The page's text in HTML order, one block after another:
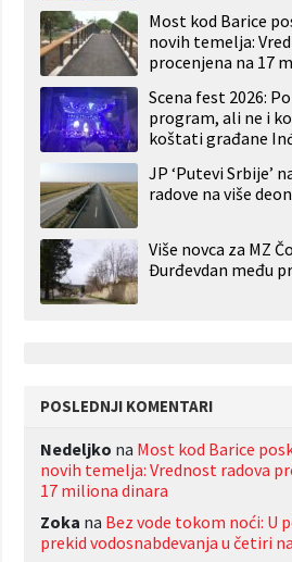
Most kod Barice
novih temelja:
procenjena na 17
Scena fest 2026:
program, ali ne i
koštati građane
JP ‘Putevi Srbije’
radove na više
Više novca za MZ
Đurđevdan među
POSLEDNJI KOMENTARI
Nedeljko na Most kod Barice
novih temelja: Vrednost radova
17 miliona dinara
Zoka na Bez vode tokom noći: U
prekid vodosnabdevanja u četiri